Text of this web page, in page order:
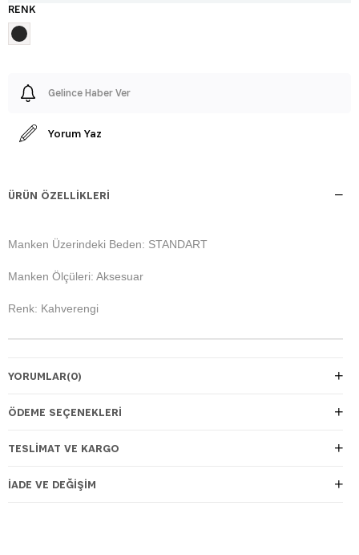
RENK
Gelince Haber Ver
Yorum Yaz
ÜRÜN ÖZELLIKLERI
Manken Üzerindeki Beden: STANDART
Manken Ölçüleri: Aksesuar
Renk: Kahverengi
YORUMLAR(0)
ÖDEME SEÇENEKLERI
TESLIMAT VE KARGO
İADE VE DEĞIŞIM